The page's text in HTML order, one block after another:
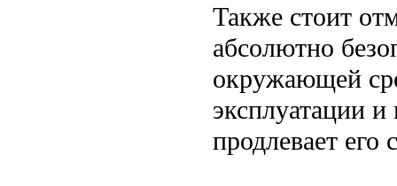
Также стоит
абсолютно
окружающей
эксплуатации
продлевает